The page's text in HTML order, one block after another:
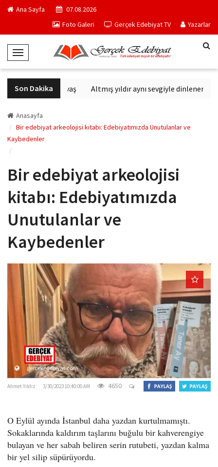
Ana Sayfa
07.08.2026
Foto Galeri
Gerçek Edebiyat TV Yazarlar
T
o
g
g
e
N
a
a
t
o
n
Son Dakika
Altıncı Nesil Savaş Altmış yıldır aynı sevgiyle dinlenen
Anasayfa
Bir edebiyat arkeolojisi kitabı: Edebiyatımızda Unutulanlar ve
Kaybedenler
Bir edebiyat arkeolojisi
kitabı: Edebiyatımızda
Unutulanlar ve
Kaybedenler
gercekedebiyat.com
Ahmet Yıldız 3/30/2023 10:40:00 AM 4650
O Eylül ayında İstanbul daha yazdan kurtulmamıştı.
Sokaklarında kaldırım taşlarını buğulu bir kahverengiye
bulayan ve her sabah beliren serin rutubeti, yazdan kalma
bir yel silip süpürüyordu.